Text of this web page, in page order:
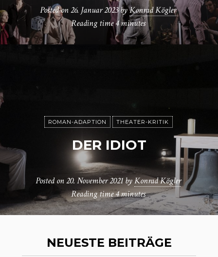
Posted on26. Januar 2023byKonrad Kögler
Reading time4 minutes
ROMAN-ADAPTION THEATER-KRITIK
DER IDIOT
Posted on20. November 2021byKonrad Kögler
Reading time4 minutes
NEUESTE BEITRÄGE